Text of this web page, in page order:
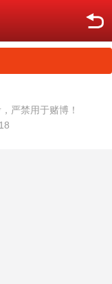
严禁用于赌博！